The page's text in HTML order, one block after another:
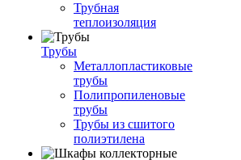
Трубная
теплоизоляция
Трубы
Металлопластиковые
трубы
Полипропиленовые
трубы
Трубы из сшитого
полиэтилена